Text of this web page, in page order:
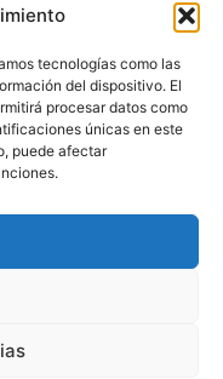
tecnologías como las
del dispositivo. El
procesar datos como
únicas en este
puede afectar
Oficial de
All rights